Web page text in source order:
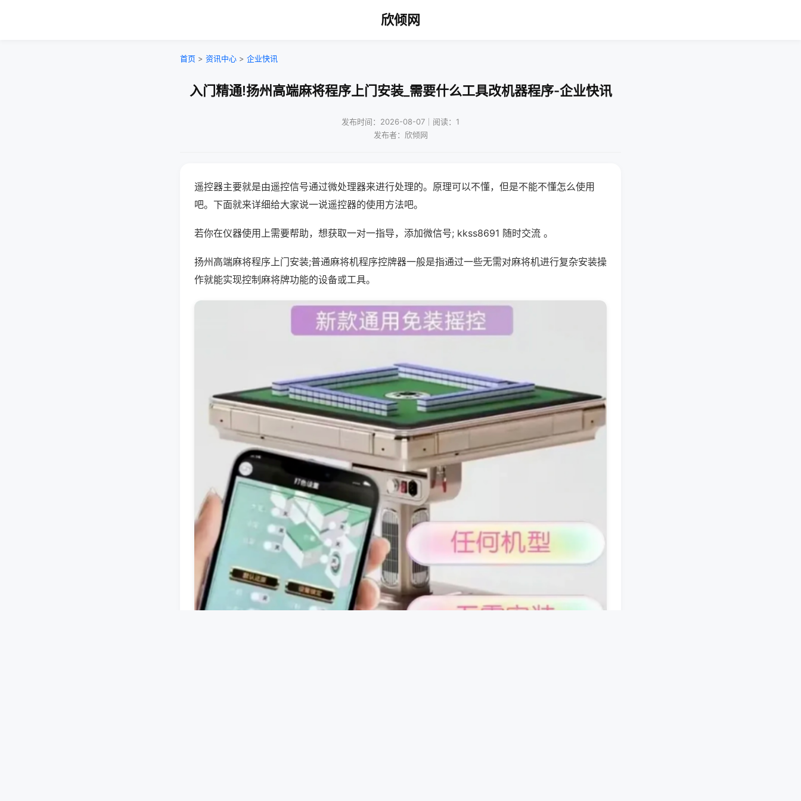
欣倾网
首页 > 资讯中心 > 企业快讯
入门精通!扬州高端麻将程序上门安装_需要什么工具改机器程序-企业快讯
发布时间：2026-08-07｜阅读：1
发布者：欣倾网
遥控器主要就是由遥控信号通过微处理器来进行处理的。原理可以不懂，但是不能不懂怎么使用
吧。下面就来详细给大家说一说遥控器的使用方法吧。
若你在仪器使用上需要帮助，想获取一对一指导，添加微信号; kkss8691 随时交流 。
扬州高端麻将程序上门安装;普通麻将机程序控牌器一般是指通过一些无需对麻将机进行复杂安装操
作就能实现控制麻将牌功能的设备或工具。